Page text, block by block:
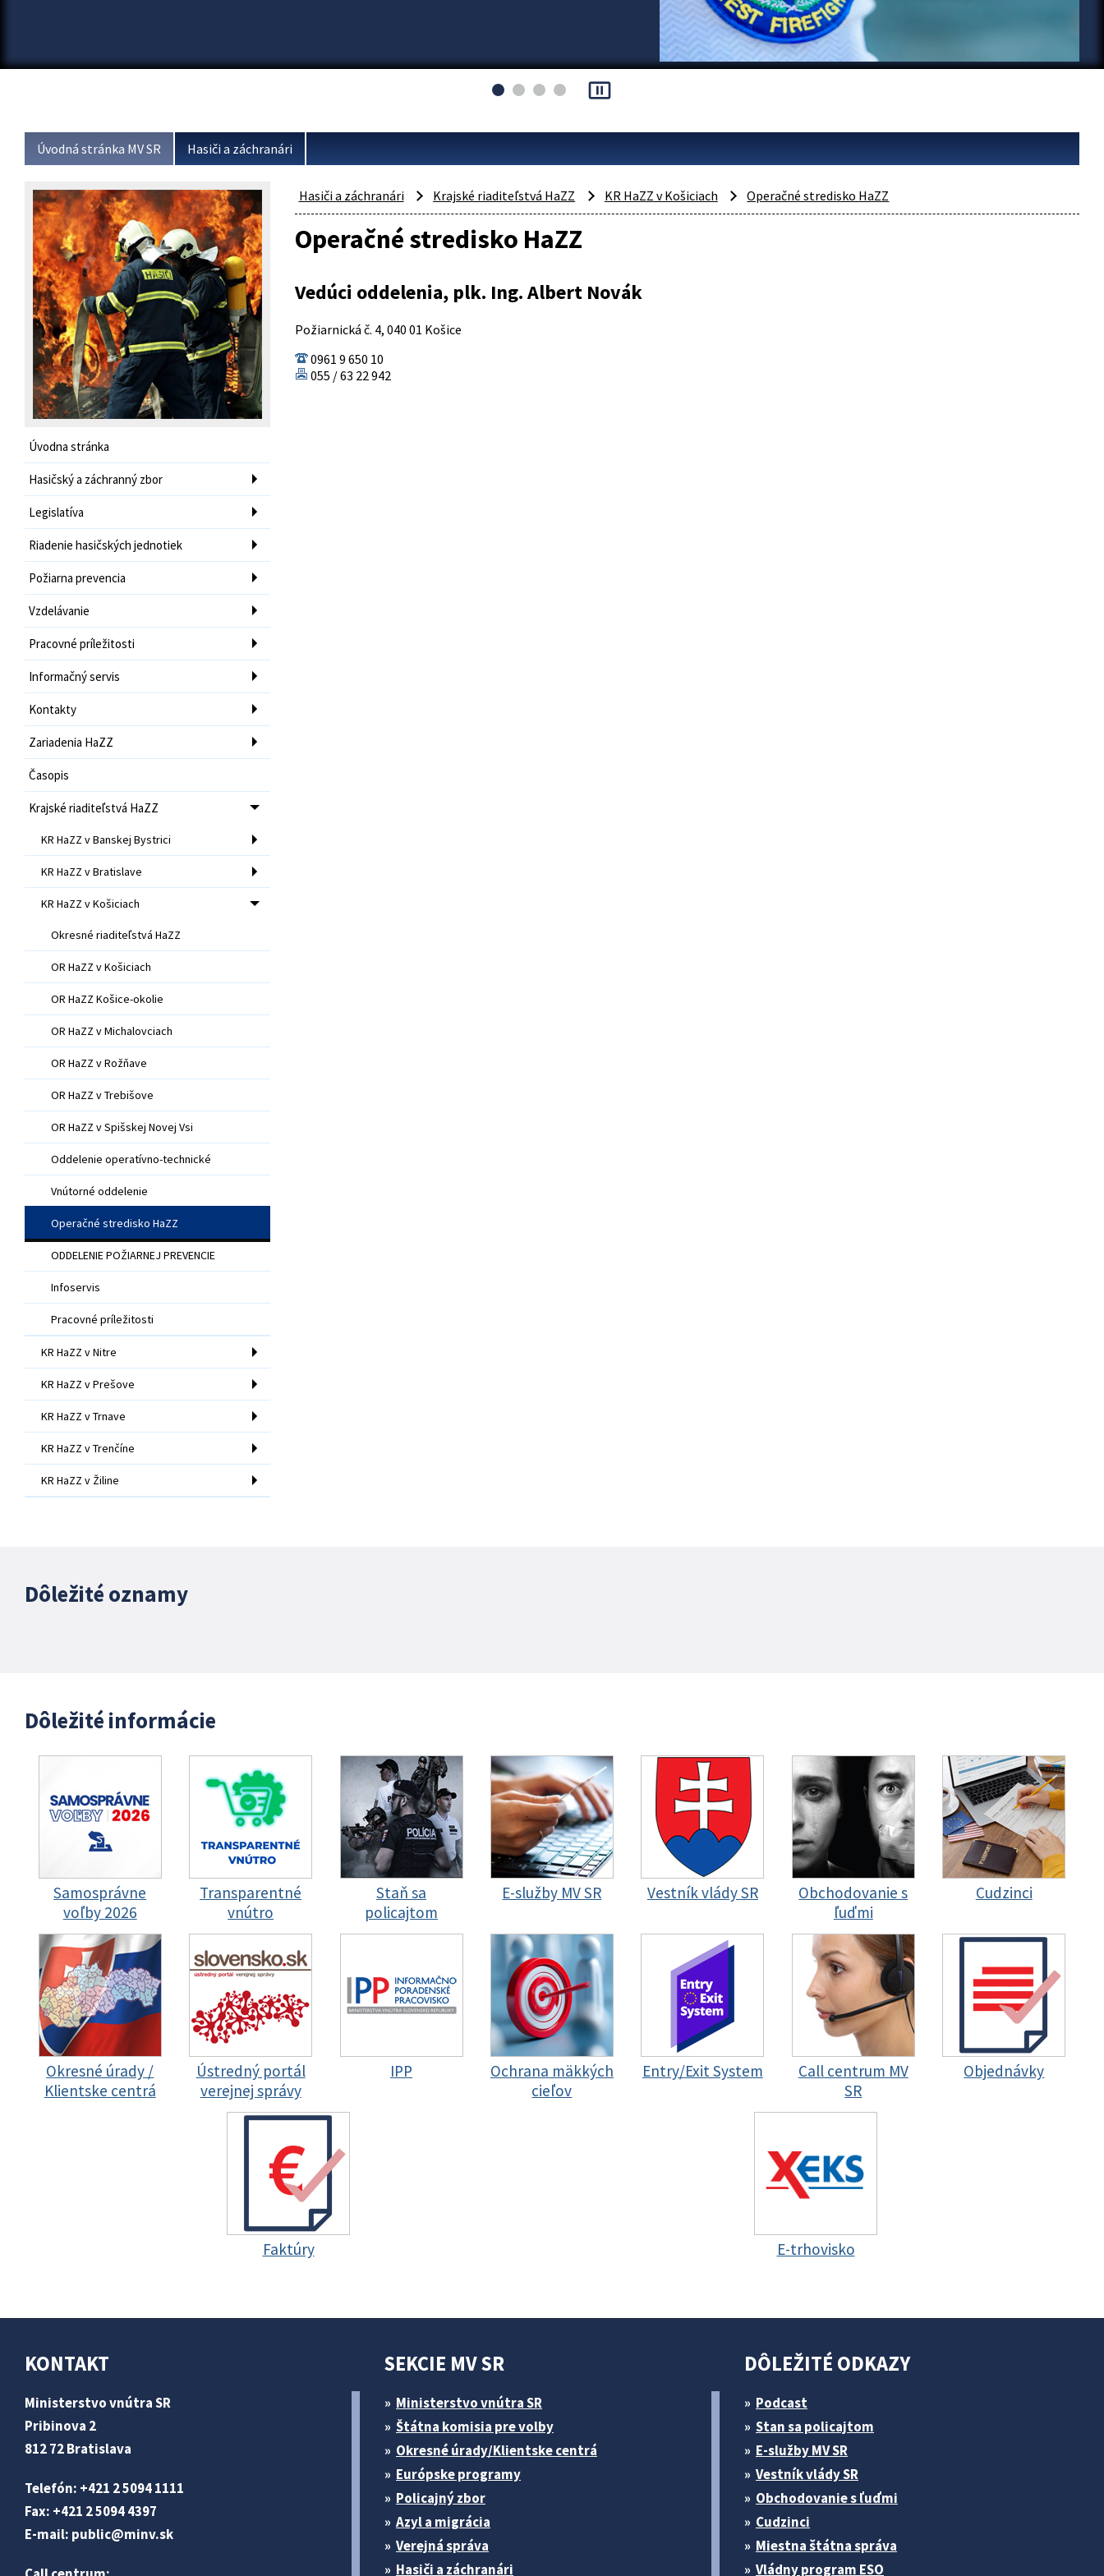
pause_presentation
Úvodná stránka MV SR Hasiči a záchranári
Úvodna stránka
Hasičský a záchranný zbor
Legislatíva
Riadenie hasičských jednotiek
Požiarna prevencia
Vzdelávanie
Pracovné príležitosti
Informačný servis
Kontakty
Zariadenia HaZZ
Časopis
Krajské riaditeľstvá HaZZ
KR HaZZ v Banskej Bystrici
KR HaZZ v Bratislave
KR HaZZ v Košiciach
Okresné riaditeľstvá HaZZ
OR HaZZ v Košiciach
OR HaZZ Košice-okolie
OR HaZZ v Michalovciach
OR HaZZ v Rožňave
OR HaZZ v Trebišove
OR HaZZ v Spišskej Novej Vsi
Oddelenie operatívno-technické
Vnútorné oddelenie
Operačné stredisko HaZZ
ODDELENIE POŽIARNEJ PREVENCIE
Infoservis
Pracovné príležitosti
KR HaZZ v Nitre
KR HaZZ v Prešove
KR HaZZ v Trnave
KR HaZZ v Trenčíne
KR HaZZ v Žiline
Hasiči a záchranári Krajské riaditeľstvá HaZZ KR HaZZ v Košiciach Operačné stredisko HaZZ
Operačné stredisko HaZZ
Vedúci oddelenia, plk. Ing. Albert Novák
Požiarnická č. 4, 040 01 Košice
0961 9 650 10
055 / 63 22 942
Dôležité oznamy
Dôležité informácie
Samosprávne
voľby 2026
Transparentné
vnútro
Staň sa
policajtom
E-služby MV SR Vestník vlády SR
Obchodovanie s
ľuďmi
Cudzinci
Okresné úrady /
Klientske centrá
Ústredný portál
verejnej správy
IPP
Ochrana mäkkých
cieľov
Entry/Exit System
Call centrum MV
SR
Objednávky
Faktúry E-trhovisko
KONTAKT
Ministerstvo vnútra SR
Pribinova 2
812 72 Bratislava
Telefón: +421 2 5094 1111
Fax: +421 2 5094 4397
E-mail: public@minv.sk
SEKCIE MV SR
Ministerstvo vnútra SR
Štátna komisia pre volby
Okresné úrady/Klientske centrá
Európske programy
Policajný zbor
Azyl a migrácia
Verejná správa
Hasiči a záchranári
DÔLEŽITÉ ODKAZY
Podcast
Stan sa policajtom
E-služby MV SR
Vestník vlády SR
Obchodovanie s ľuďmi
Cudzinci
Miestna štátna správa
Vládny program ESO